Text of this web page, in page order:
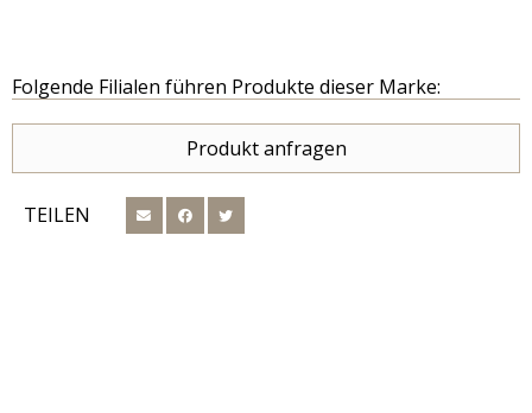
Folgende Filialen führen Produkte dieser Marke:
Produkt anfragen
TEILEN